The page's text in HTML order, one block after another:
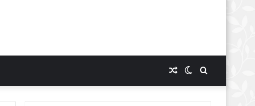
Procurar
por
Switch
skin
Artigo
aleatório